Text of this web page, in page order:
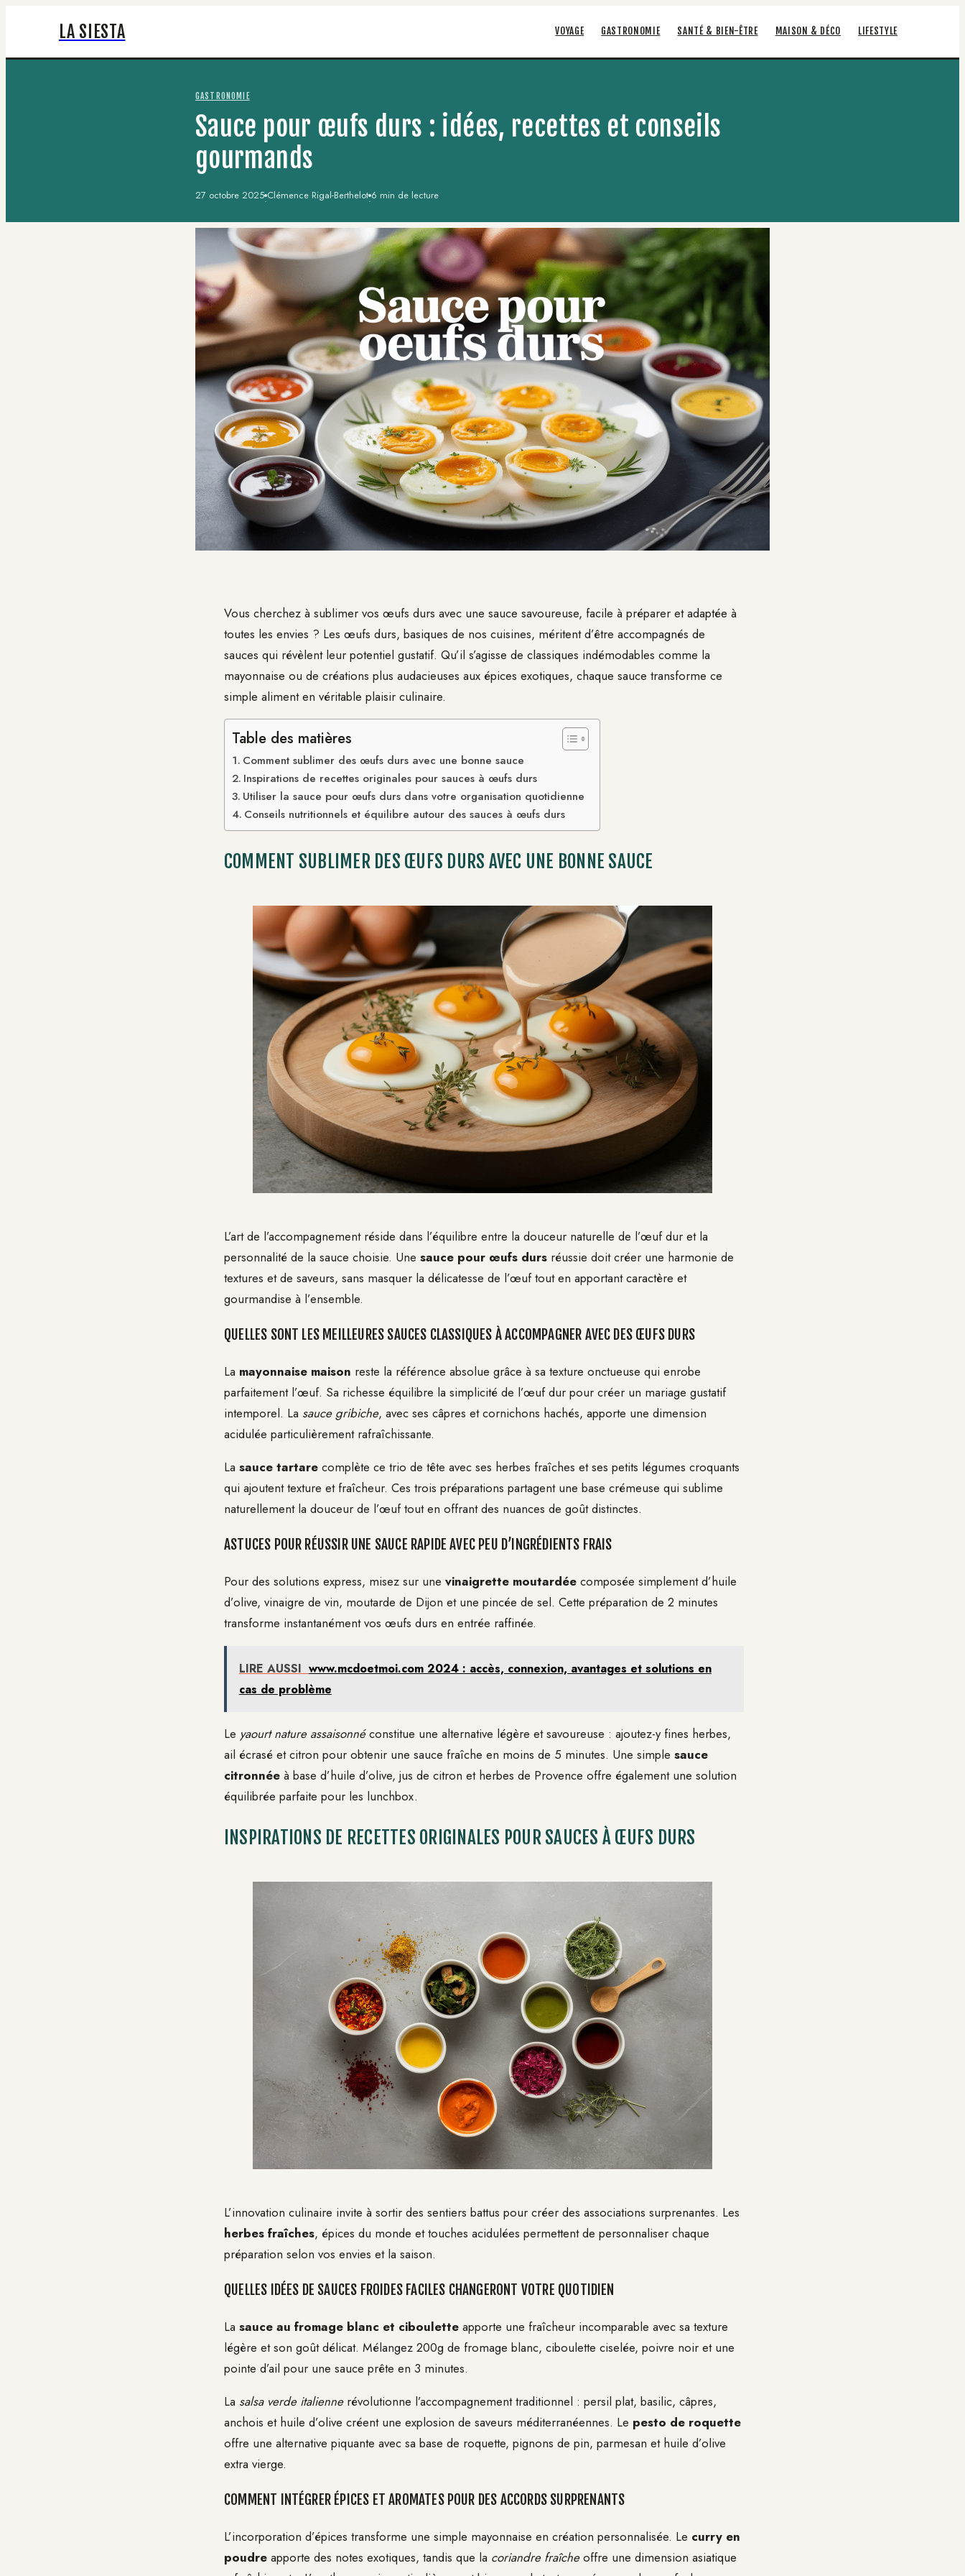
LA SIESTA VOYAGE GASTRONOMIE SANTÉ & BIEN-ÊTRE MAISON & DÉCO LIFESTYLE
GASTRONOMIE
Sauce pour œufs durs : idées, recettes et conseils
gourmands
27 octobre 2025·Clémence Rigal-Berthelot·6 min de lecture
Vous cherchez à sublimer vos œufs durs avec une sauce savoureuse, facile à préparer et adaptée à
toutes les envies ? Les œufs durs, basiques de nos cuisines, méritent d’être accompagnés de
sauces qui révèlent leur potentiel gustatif. Qu’il s’agisse de classiques indémodables comme la
mayonnaise ou de créations plus audacieuses aux épices exotiques, chaque sauce transforme ce
simple aliment en véritable plaisir culinaire.
Table des matières
Comment sublimer des œufs durs avec une bonne sauce
Inspirations de recettes originales pour sauces à œufs durs
Utiliser la sauce pour œufs durs dans votre organisation quotidienne
Conseils nutritionnels et équilibre autour des sauces à œufs durs
COMMENT SUBLIMER DES ŒUFS DURS AVEC UNE BONNE SAUCE
L’art de l’accompagnement réside dans l’équilibre entre la douceur naturelle de l’œuf dur et la
personnalité de la sauce choisie. Une sauce pour œufs durs réussie doit créer une harmonie de
textures et de saveurs, sans masquer la délicatesse de l’œuf tout en apportant caractère et
gourmandise à l’ensemble.
QUELLES SONT LES MEILLEURES SAUCES CLASSIQUES À ACCOMPAGNER AVEC DES ŒUFS DURS
La mayonnaise maison reste la référence absolue grâce à sa texture onctueuse qui enrobe
parfaitement l’œuf. Sa richesse équilibre la simplicité de l’œuf dur pour créer un mariage gustatif
intemporel. La sauce gribiche, avec ses câpres et cornichons hachés, apporte une dimension
acidulée particulièrement rafraîchissante.
La sauce tartare complète ce trio de tête avec ses herbes fraîches et ses petits légumes croquants
qui ajoutent texture et fraîcheur. Ces trois préparations partagent une base crémeuse qui sublime
naturellement la douceur de l’œuf tout en offrant des nuances de goût distinctes.
ASTUCES POUR RÉUSSIR UNE SAUCE RAPIDE AVEC PEU D’INGRÉDIENTS FRAIS
Pour des solutions express, misez sur une vinaigrette moutardée composée simplement d’huile
d’olive, vinaigre de vin, moutarde de Dijon et une pincée de sel. Cette préparation de 2 minutes
transforme instantanément vos œufs durs en entrée raffinée.
LIRE AUSSI www.mcdoetmoi.com 2024 : accès, connexion, avantages et solutions en
cas de problème
Le yaourt nature assaisonnéconstitue une alternative légère et savoureuse : ajoutez-y fines herbes,
ail écrasé et citron pour obtenir une sauce fraîche en moins de 5 minutes. Une simple sauce
citronnée à base d’huile d’olive, jus de citron et herbes de Provence offre également une solution
équilibrée parfaite pour les lunchbox.
INSPIRATIONS DE RECETTES ORIGINALES POUR SAUCES À ŒUFS DURS
L’innovation culinaire invite à sortir des sentiers battus pour créer des associations surprenantes. Les
herbes fraîches, épices du monde et touches acidulées permettent de personnaliser chaque
préparation selon vos envies et la saison.
QUELLES IDÉES DE SAUCES FROIDES FACILES CHANGERONT VOTRE QUOTIDIEN
La sauce au fromage blanc et ciboulette apporte une fraîcheur incomparable avec sa texture
légère et son goût délicat. Mélangez 200g de fromage blanc, ciboulette ciselée, poivre noir et une
pointe d’ail pour une sauce prête en 3 minutes.
La salsa verde italiennerévolutionne l’accompagnement traditionnel : persil plat, basilic, câpres,
anchois et huile d’olive créent une explosion de saveurs méditerranéennes. Le pesto de roquette
offre une alternative piquante avec sa base de roquette, pignons de pin, parmesan et huile d’olive
extra vierge.
COMMENT INTÉGRER ÉPICES ET AROMATES POUR DES ACCORDS SURPRENANTS
L’incorporation d’épices transforme une simple mayonnaise en création personnalisée. Le curry en
poudre apporte des notes exotiques, tandis que la coriandre fraîcheoffre une dimension asiatique